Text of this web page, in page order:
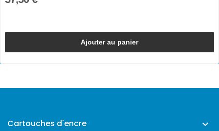
Ajouter au panier
Cartouches d'encre 